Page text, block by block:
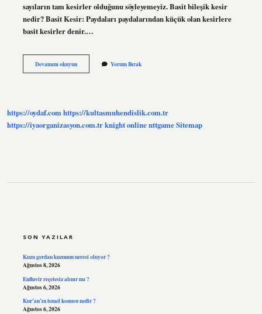
sayıların tam kesirler olduğunu söyleyemeyiz. Basit bileşik kesir
nedir? Basit Kesir: Paydaları paydalarından küçük olan kesirlere
basit kesirler denir.…
Devamını okuyunEn
Küçük
Yorum Bırak
https://oydaf.comhttps://kultasmuhendislik.com.tr
https://iyaorganizasyon.com.trknight onlinenttgameSitemap
SON YAZILAR
Kuzu gerdan kuzunun neresi oluyor ?
Ağustos 8, 2026
Enfluvir reçetesiz alınır mı ?
Ağustos 6, 2026
Kur’an’ın temel konusu nedir ?
Ağustos 6, 2026